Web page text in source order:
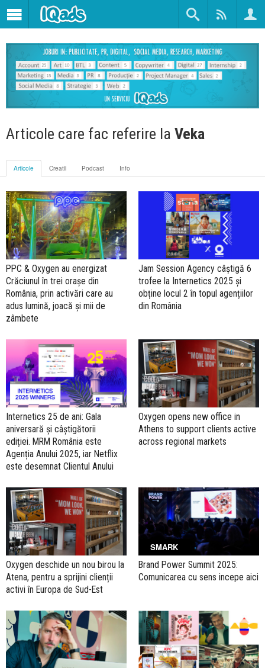
Articole care fac referire la Veka
Articole Creatii Podcast Info
PPC & Oxygen au energizat
Crăciunul în trei orașe din
România, prin activări care au
adus lumină, joacă și mii de
zâmbete
Jam Session Agency câștigă 6
trofee la Internetics 2025 și
obține locul 2 în topul agențiilor
din România
Internetics 25 de ani: Gala
aniversară și câștigătorii
ediției. MRM România este
Agenția Anului 2025, iar Netflix
este desemnat Clientul Anului
Oxygen opens new office in
Athens to support clients active
across regional markets
Oxygen deschide un nou birou la
Atena, pentru a sprijini clienții
activi în Europa de Sud-Est
SMARK
Brand Power Summit 2025:
Comunicarea cu sens incepe aici